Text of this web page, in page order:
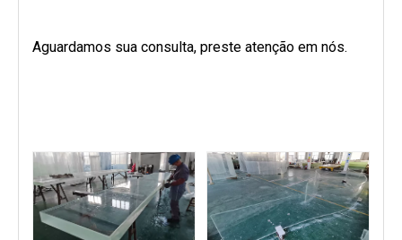
Aguardamos sua consulta, preste atenção em nós.